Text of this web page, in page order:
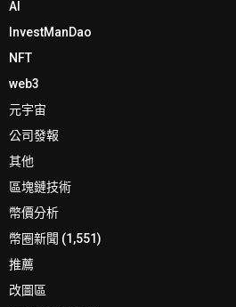
AI
InvestManDao
NFT
web3
元宇宙
公司發報
其他
區塊鏈技術
幣價分析
幣圈新聞 (1,551)
推薦
改圖區